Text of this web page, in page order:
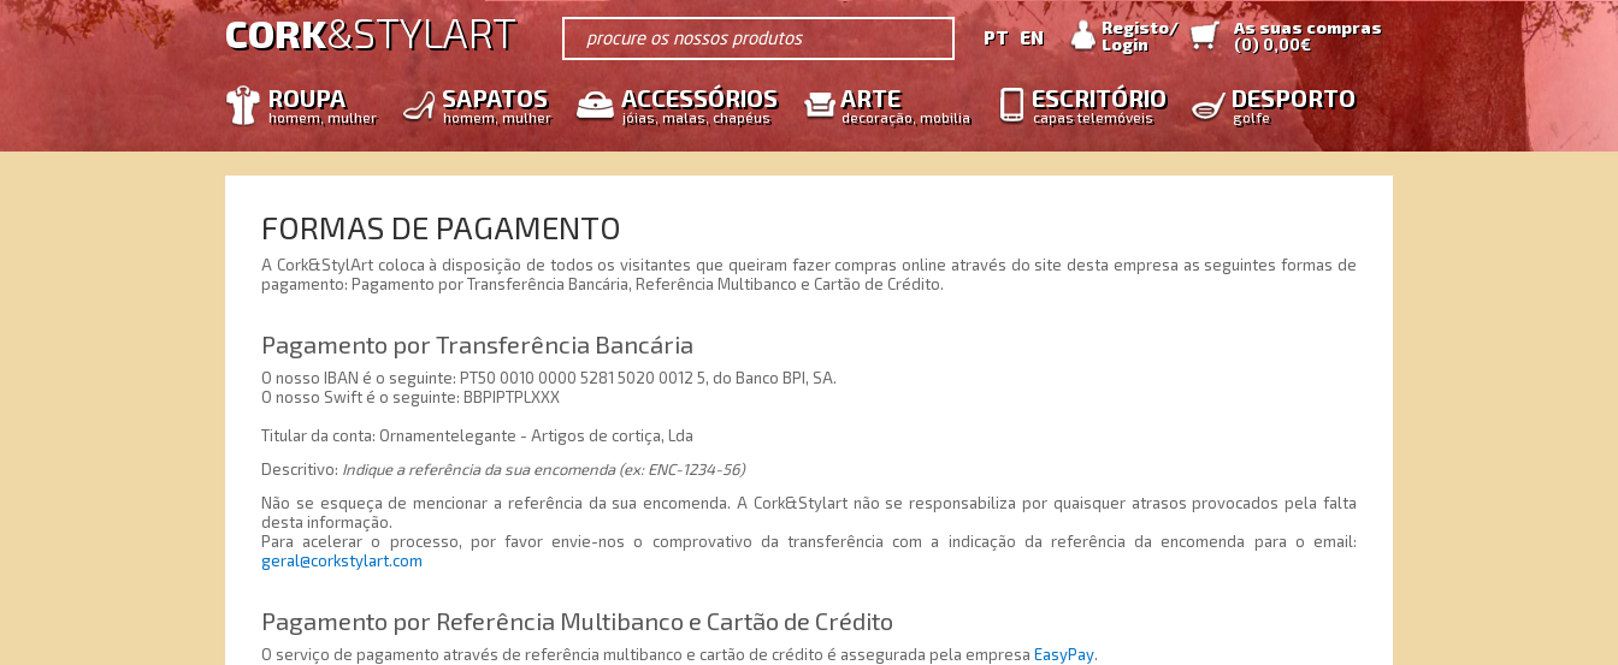
CORK&STYLART procure os nossos produtos PT EN
Registo/
Login
As suas compras
(0)0,00€
ROUPA
homem, mulher
SAPATOS
homem, mulher
ACCESSÓRIOS
jóias, malas, chapéus
ARTE
decoração, mobilia
ESCRITÓRIO
capas telemóveis
DESPORTO
golfe
FORMAS DE PAGAMENTO
A Cork&StylArt coloca à disposição de todos os visitantes que queiram fazer compras online através do site desta empresa as seguintes formas de
pagamento: Pagamento por Transferência Bancária, Referência Multibanco e Cartão de Crédito.
Pagamento por Transferência Bancária
O nosso IBAN é o seguinte: PT50 0010 0000 5281 5020 0012 5, do Banco BPI, SA.
O nosso Swift é o seguinte: BBPIPTPLXXX
Titular da conta: Ornamentelegante - Artigos de cortiça, Lda
Descritivo: Indique a referência da sua encomenda (ex: ENC-1234-56)
Não se esqueça de mencionar a referência da sua encomenda. A Cork&Stylart não se responsabiliza por quaisquer atrasos provocados pela falta
desta informação.
Para acelerar o processo, por favor envie-nos o comprovativo da transferência com a indicação da referência da encomenda para o email:
geral@corkstylart.com
Pagamento por Referência Multibanco e Cartão de Crédito
O serviço de pagamento através de referência multibanco e cartão de crédito é assegurada pela empresa EasyPay.